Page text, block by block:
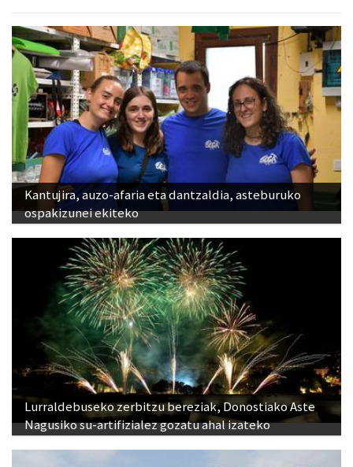
Kantujira, auzo-afaria eta dantzaldia, asteburuko
ospakizunei ekiteko
Lurraldebuseko zerbitzu bereziak, Donostiako Aste
Nagusiko su-artifizialez gozatu ahal izateko